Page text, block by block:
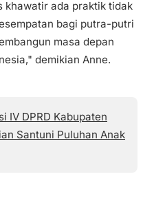
khawatir ada praktik tidak
bagi putra-putri
masa depan
demikian Anne.
IV DPRD Kabupaten
Santuni Puluhan Anak